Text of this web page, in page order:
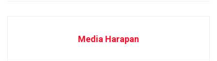
Media Harapan